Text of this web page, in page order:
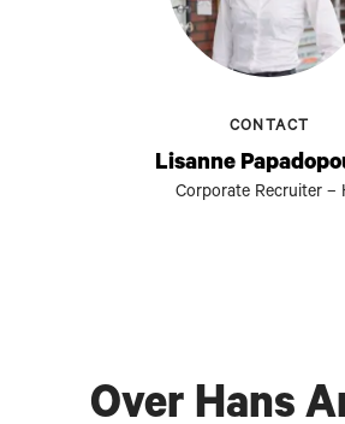
CONTACT
Lisanne
Corporate Recruiter –
Over Hans